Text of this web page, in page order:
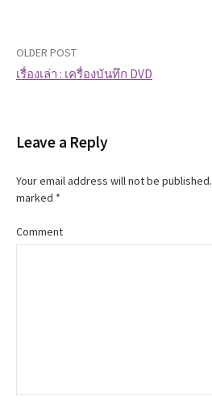
o
s
t
n
a
OLDER POST
เรื่องเล่า : เครื่องบันทึก DVD
Leave a Reply
Your email address will not be published.
marked *
Comment